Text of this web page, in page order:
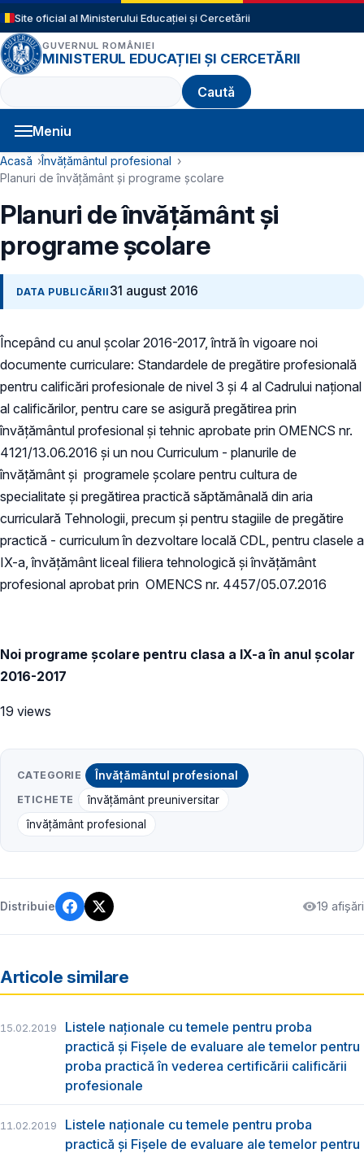
Sari la conținutul principal
Site oficial al Ministerului Educației și Cercetării
GUVERNUL ROMÂNIEI
MINISTERUL EDUCAȚIEI ȘI CERCETĂRII
Caută
Meniu
Navigație principală
Cale de navigare
Acasă
Învățământul profesional
Planuri de învățământ și programe școlare
Planuri de învățământ și
programe școlare
DATA PUBLICĂRII 31 august 2016
Începând cu anul școlar 2016-2017, întră în vigoare noi
documente curriculare: Standardele de pregătire profesională
pentru calificări profesionale de nivel 3 și 4 al Cadrului național
al calificărilor, pentru care se asigură pregătirea prin
învățământul profesional și tehnic aprobate prin OMENCS nr.
4121/13.06.2016 și un nou Curriculum - planurile de
învăţământ şi programele şcolare pentru cultura de
specialitate şi pregătirea practică săptămânală din aria
curriculară Tehnologii, precum şi pentru stagiile de pregătire
practică - curriculum în dezvoltare locală CDL, pentru clasele a
IX-a, învăţământ liceal filiera tehnologică şi învăţământ
profesional aprobat prin OMENCS nr. 4457/05.07.2016
Noi programe școlare pentru clasa a IX-a în anul școlar
2016-2017
19 views
CATEGORIE Învățământul profesional
ETICHETE
învățământ preuniversitar
învățământ profesional
Distribuie 19 afișări
Articole similare
15.02.2019
Listele naționale cu temele pentru proba
practică și Fișele de evaluare ale temelor pentru
proba practică în vederea certificării calificării
profesionale
11.02.2019
Listele naționale cu temele pentru proba
practică și Fișele de evaluare ale temelor pentru